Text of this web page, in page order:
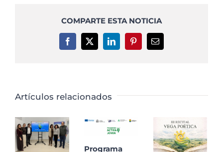
COMPARTE ESTA NOTICIA
Facebook
X LinkedInPinterestCorreo
Artículos relacionados
Programa